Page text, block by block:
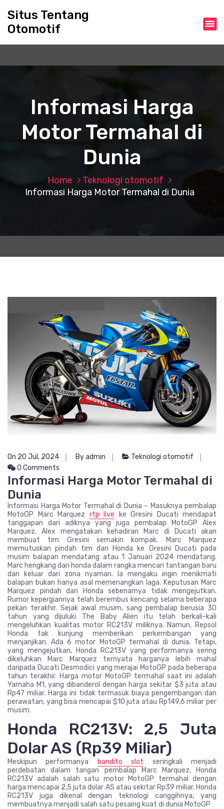
Situs Tentang
Otomotif
Informasi Harga
Motor Termahal di
Dunia
Home
Teknologi otomotif
Informasi Harga Motor Termahal di Dunia
On 20 Jul, 2024 By admin
Teknologi otomotif
0 Comments
Informasi Harga Motor Termahal di
Dunia
Informasi Harga Motor Termahal di Dunia – Masuknya pembalap
MotoGP Marc Marquez rtp live ke Gresini Ducati mendapat
tanggapan dari adiknya yang juga pembalap MotoGP Alex
Marquez. Alex mengatakan kehadiran Marc di Ducati akan
membuat tim Gresini semakin kompak. Marc Marquez
memutuskan pindah tim dari Honda ke Gresini Ducati pada
musim balapan mendatang atau 1 Januari 2024 mendatang.
Marc hengkang dari honda dalam rangka mencari tantangan baru
dan keluar dari zona nyaman. Ia mengaku ingin menikmati
balapan bukan hanya asal memenangkan laga. Keputusan Marc
Marquez pindah dari Honda sebenarnya tidak mengejutkan.
Rumor kepergiannya telah berembus kencang selama beberapa
pekan terakhir. Sejak awal musim, sang pembalap berusia 30
tahun yang dijuluki The Baby Alien itu telah berkali-kali
mengeluhkan kualitas motor RC213V miliknya. Namun, Repsol
Honda tak kunjung memberikan perkembangan yang
menjanjikan. Ada 6 motor MotoGP termahal di dunia. Tetapi,
yang mengejutkan, Honda RC213V yang performanya sering
dikeluhkan Marc Marquez ternyata harganya lebih mahal
daripada Ducati Desmodici yang merajai MotoGP pada beberapa
tahun terakhir. Harga motor MotoGP termahal saat ini adalah
Yamaha M1, yang dibanderol dengan harga sekitar $3 juta atau
Rp47 miliar. Harga ini tidak termasuk biaya pengembangan dan
perawatan, yang bisa mencapai $10 juta atau Rp149,6 miliar per
musim.
Honda RC213V: 2,5 Juta
Dolar AS (Rp39 Miliar)
Meskipun performanya bandito slot seringkali menjadi
perdebatan dalam tangan pembalap Marc Marquez, Honda
RC213V adalah salah satu motor MotoGP termahal dengan
harga mencapai 2,5 juta dolar AS atau sekitar Rp39 miliar. Honda
RC213V juga dikenal dengan teknologi canggihnya, yang
membuatnya menjadi salah satu pesaing kuat di dunia MotoGP